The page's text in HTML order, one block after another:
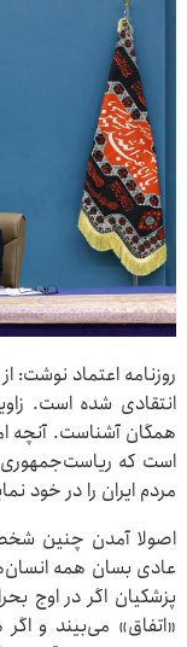
روزنامه اعتماد
انتقادی شده است.
همگان آشناست. آنچه
است که ریاست‌جمهوری
مردم ایران را در خود
اصولا آمدن چنین
عادی بسان همه
پزشکیان اگر در اوج
«اتفاق» می‌بیند و